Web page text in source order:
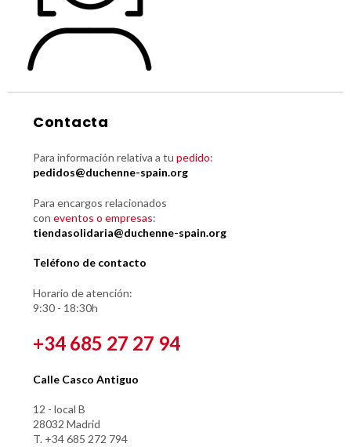
Contacta
Para información relativa a tu pedido:
pedidos@duchenne-spain.org
Para encargos relacionados
con eventos o empresas:
tiendasolidaria@duchenne-spain.org
Teléfono de contacto
Horario de atención:
9:30 - 18:30h
+34 685 27 27 94
Calle Casco Antiguo
12 - local B
28032 Madrid
T. +34 685 272 794